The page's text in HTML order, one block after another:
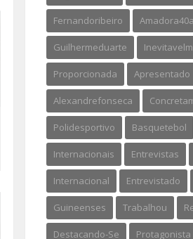
Fernandoribeiro
Guilhermeduarte
Proporcionada Apresentado
Alexandrefonseca
Polidesportivo Basquetebol
Internacionais Entrevistas
Internacional Entrevistado
Guineenses Trabalhou
Destacando-Se Protagonista